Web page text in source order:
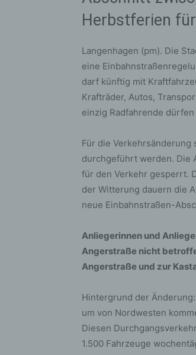
Herbstferien
Langenhagen (pm). Die
eine
darf künftig mit
Krafträder, Autos,
einzig Radfahrende
Für die
durchgeführt werden. Die
für den Verkehr gesperrt.
der Witterung dauern die
neue Einbahnstraßen-
Anliegerinnen und
Angerstraße nicht
Angerstraße und zur
Hintergrund der
um von Nordwesten
Diesen
1.500 Fahrzeuge